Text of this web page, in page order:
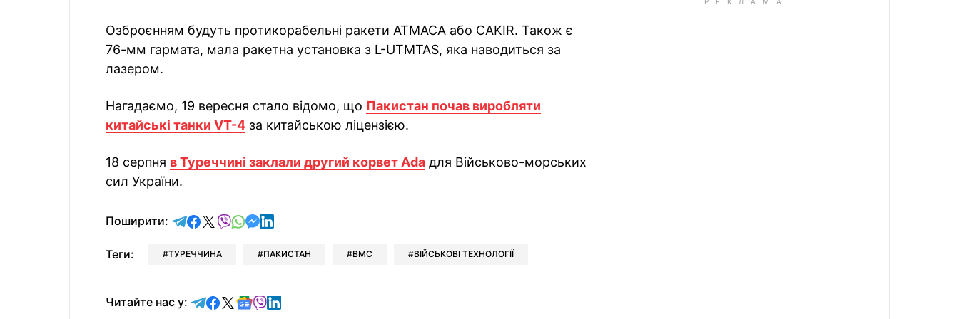
Озброєнням будуть протикорабельні ракети ATMACA або CAKIR. Також є
76-мм гармата, мала ракетна установка з L-UTMTAS, яка наводиться за
лазером.
Нагадаємо, 19 вересня стало відомо, що Пакистан почав виробляти
китайські танки VT-4 за китайською ліцензією.
18 серпня в Туреччині заклали другий корвет Ada для Військово-морських
сил України.
Поширити: відправити у Telegram
поділитись у Facebook
поділитись у X
відправити у Viber
відправити у Whatsapp
відправити у Messenger
відправити у LinkedIn
Теги: ТУРЕЧЧИНА ПАКИСТАН ВМС ВІЙСЬКОВІ ТЕХНОЛОГІЇ
Читайте нас у: Читайте у Telegram
Читайте у Facebook
Читайте у X
Читайте у Google news
Читайте у Viber
Читайте у LinkedIn